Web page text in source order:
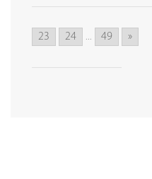
23 24 ... 49 »